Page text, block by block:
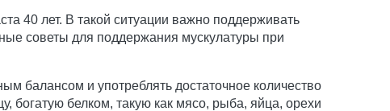
40 лет. В такой ситуации важно поддерживать
советы для поддержания мускулатуры при
балансом и употреблять достаточное количество
белком, такую как мясо, рыба, яйца, орехи